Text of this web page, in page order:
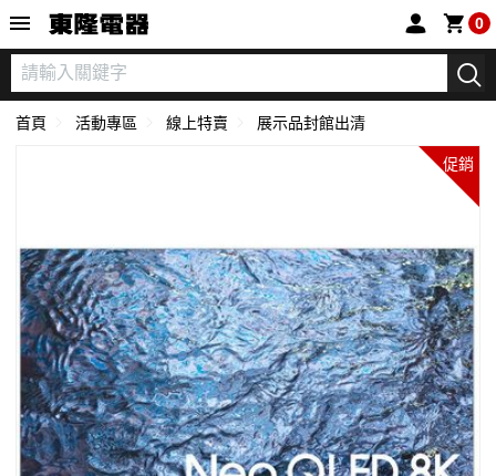
0
首頁 活動專區 線上特賣 展示品封館出清
促銷